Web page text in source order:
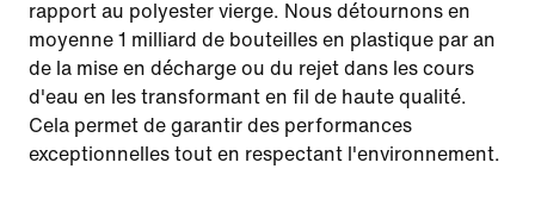
rapport au polyester vierge. Nous détournons en
moyenne 1 milliard de bouteilles en plastique par an
de la mise en décharge ou du rejet dans les cours
d'eau en les transformant en fil de haute qualité.
Cela permet de garantir des performances
exceptionnelles tout en respectant l'environnement.